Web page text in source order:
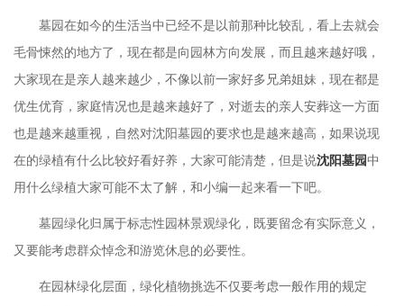
墓园在如今的生活当中已经不是以前那种比较乱，看上去就会
毛骨悚然的地方了，现在都是向园林方向发展，而且越来越好哦，
大家现在是亲人越来越少，不像以前一家好多兄弟姐妹，现在都是
优生优育，家庭情况也是越来越好了，对逝去的亲人安葬这一方面
也是越来越重视，自然对沈阳墓园的要求也是越来越高，如果说现
在的绿植有什么比较好看好养，大家可能清楚，但是说沈阳墓园中
用什么绿植大家可能不太了解，和小编一起来看一下吧。
墓园绿化归属于标志性园林景观绿化，既要留念有实际意义，
又要能考虑群众悼念和游览休息的必要性。
在园林绿化层面，绿化植物挑选不仅要考虑一般作用的规定